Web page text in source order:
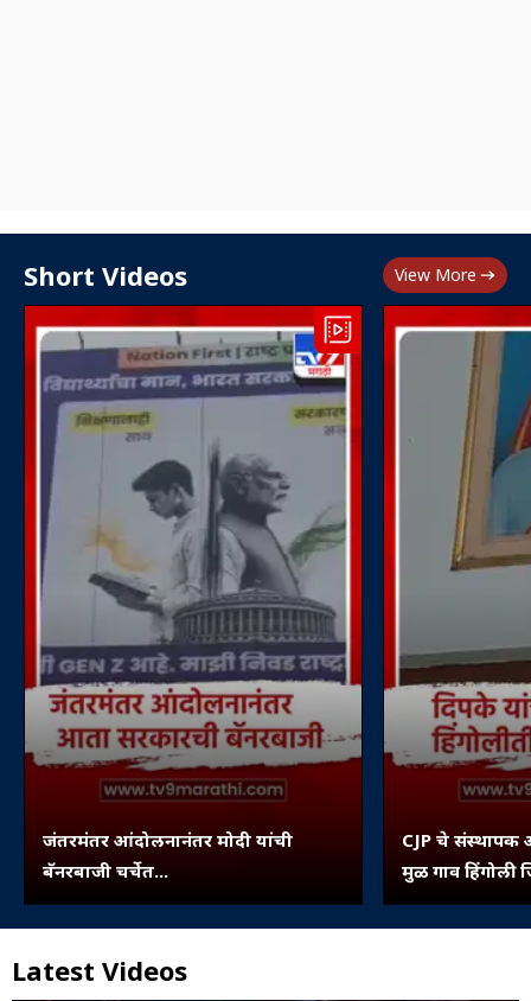
Short Videos View More
जंतरमंतर आंदोलनानंतर मोदी यांची
बॅनरबाजी चर्चेत...
CJP चे संस्थापक
मुळ गाव हिंगोली
पिंपरी...
Latest Videos